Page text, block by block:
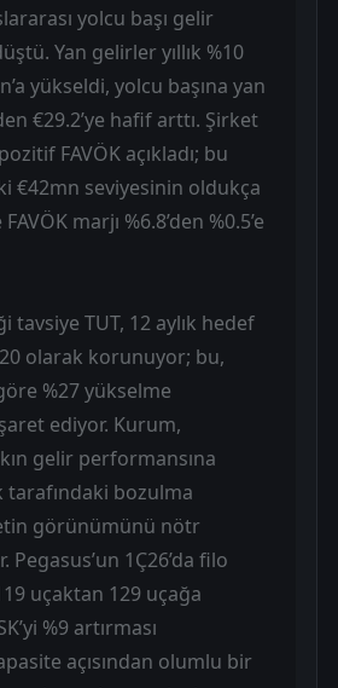
yolcu başı gelir
Yan gelirler yıllık %10
yükseldi, yolcu başına yan
€29.2’ye hafif arttı. Şirket
FAVÖK açıkladı; bu
€42mn seviyesinin oldukça
marjı %6.8’den %0.5’e
tavsiye TUT, 12 aylık hedef
olarak korunuyor; bu,
%27 yükselme
ediyor. Kurum,
gelir performansına
tarafındaki bozulma
görünümünü nötr
1Ç26’da filo
uçaktan 129 uçağa
%9 artırması
açısından olumlu bir